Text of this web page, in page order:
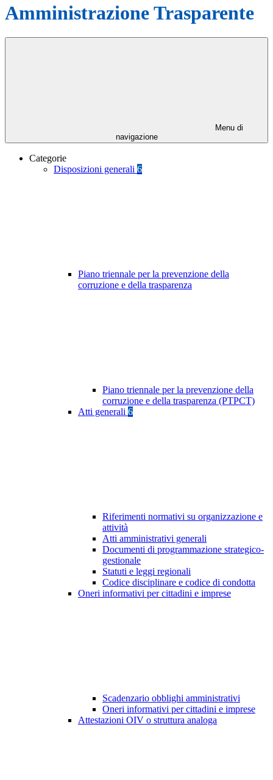
Amministrazione Trasparente
Menu di
navigazione
Categorie
Disposizioni generali 6
Piano triennale per la prevenzione della
corruzione e della trasparenza
Piano triennale per la prevenzione della
corruzione e della trasparenza (PTPCT)
Atti generali 6
Riferimenti normativi su organizzazione e
attività
Atti amministrativi generali
Documenti di programmazione strategico-
gestionale
Statuti e leggi regionali
Codice disciplinare e codice di condotta
Oneri informativi per cittadini e imprese
Scadenzario obblighi amministrativi
Oneri informativi per cittadini e imprese
Attestazioni OIV o struttura analoga